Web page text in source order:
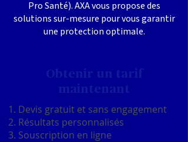
Pro Santé). AXA vous propose des
solutions sur-mesure pour vous garantir
une protection optimale.
Obtenir un tarif
maintenant
Devis gratuit et sans engagement
Résultats personnalisés
Souscription en ligne